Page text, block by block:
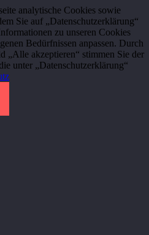
analytische Cookies sowie
Sie auf „Datenschutzerklärung“
zu unseren Cookies
Bedürfnissen anpassen. Durch
„Alle akzeptieren“ stimmen Sie der
unter „Datenschutzerklärung“